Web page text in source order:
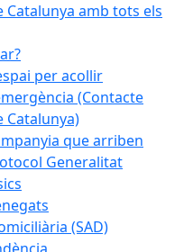
Catalunya amb tots els
per acollir
(Contacte
Catalunya)
que arriben
Generalitat
(SAD)